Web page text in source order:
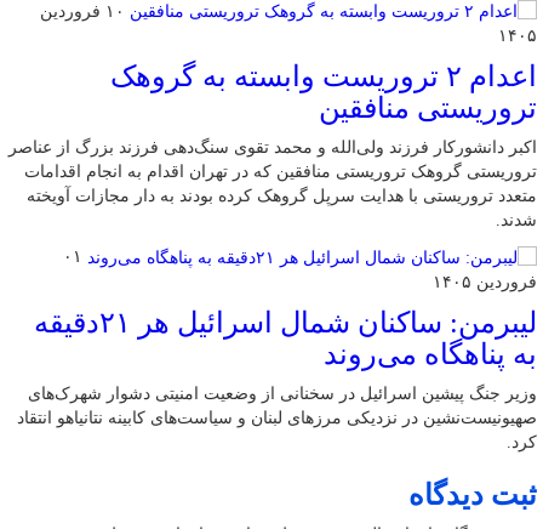
۱۰ فروردین
۱۴۰۵
اعدام ۲ تروریست وابسته به گروهک
تروریستی منافقین
اکبر دانشورکار فرزند ولی‌الله و محمد تقوی سنگ‌دهی فرزند بزرگ از عناصر
تروریستی گروهک تروریستی منافقین که در تهران اقدام به انجام اقدامات
متعدد تروریستی با هدایت سرپل گروهک کرده بودند به دار مجازات آویخته
شدند.
۰۱
فروردین ۱۴۰۵
لیبرمن: ساکنان شمال اسرائیل هر ۲۱دقیقه
به پناهگاه می‌روند
وزیر جنگ پیشین اسرائیل در سخنانی از وضعیت امنیتی دشوار شهرک‌های
صهیونیست‌نشین در نزدیکی مرزهای لبنان و سیاست‌های کابینه نتانیاهو انتقاد
کرد.
ثبت دیدگاه